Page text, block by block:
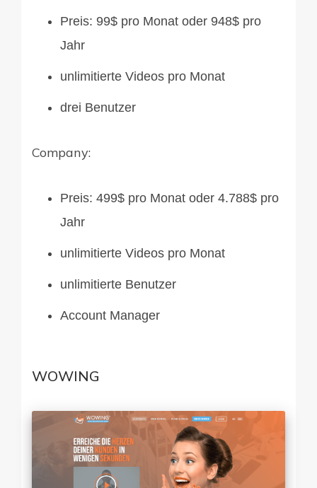
Preis: 99$ pro Monat oder 948$ pro
Jahr
unlimitierte Videos pro Monat
drei Benutzer
Company:
Preis: 499$ pro Monat oder 4.788$ pro
Jahr
unlimitierte Videos pro Monat
unlimitierte Benutzer
Account Manager
WOWING